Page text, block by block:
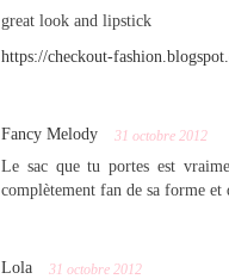
great look and lipstick
https://checkout-
Fancy Melody 31 octobre 2012
Le sac que tu portes est
complètement fan de sa forme et
Lola 31 octobre 2012